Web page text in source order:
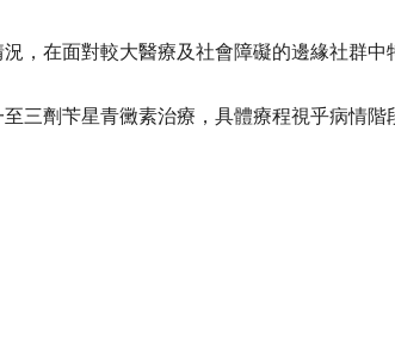
，在面對較大醫療及社會障礙的邊緣社群中
三劑苄星青黴素治療，具體療程視乎病情階